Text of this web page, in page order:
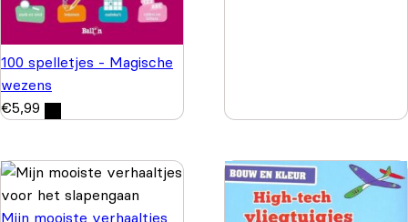
100 spelletjes - Magische
wezens
€5,99
Mijn mooiste verhaaltjes